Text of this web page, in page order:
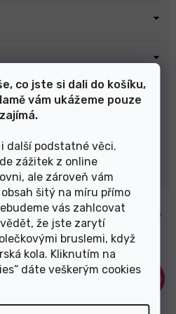
co jste si dali do košíku,
vám ukážeme pouze
další podstatné věci.
zážitek z online
ale zároveň vám
šitý na míru přímo
vás zahlcovat
že jste zarytí
bruslemi, když
kola. Kliknutím na
dáte veškerým cookies
Vymazat filtry
Výprodej
–46 %
Elektrokolo Mondraker Prime
R cherry red/black 29" 2022